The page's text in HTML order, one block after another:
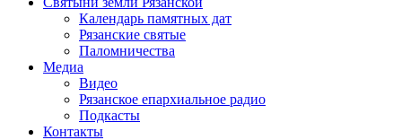
Календарь памятных дат
Рязанские святые
Паломничества
Медиа
Видео
Рязанское епархиальное радио
Подкасты
Контакты